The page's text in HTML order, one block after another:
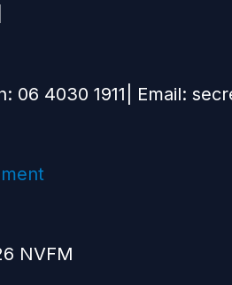
06 4030 1911| Email:
NVFM